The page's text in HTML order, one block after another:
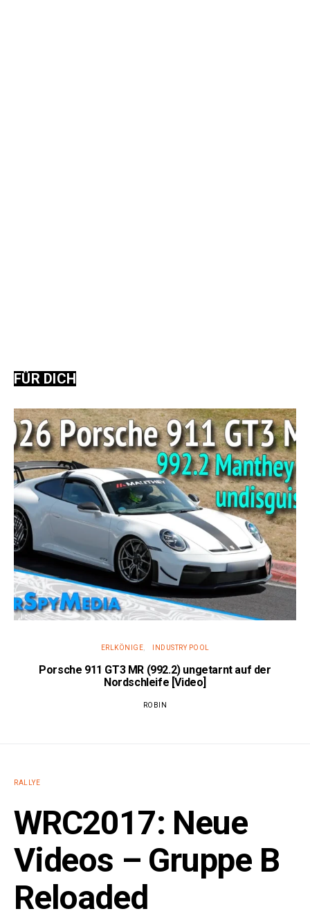
FÜR DICH
ERLKÖNIGE INDUSTRY POOL
Porsche 911 GT3 MR (992.2) ungetarnt auf der
Nordschleife [Video]
ROBIN
RALLYE
WRC2017: Neue
Videos – Gruppe B
Reloaded